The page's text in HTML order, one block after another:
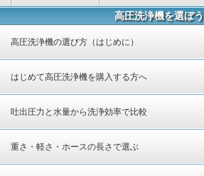
高圧洗浄機を選ぼう
高圧洗浄機の選び方（はじめに）
はじめて高圧洗浄機を購入する方へ
吐出圧力と水量から洗浄効率で比較
重さ・軽さ・ホースの長さで選ぶ